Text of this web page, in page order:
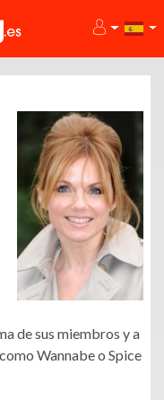
de sus miembros y a
Wannabe o Spice